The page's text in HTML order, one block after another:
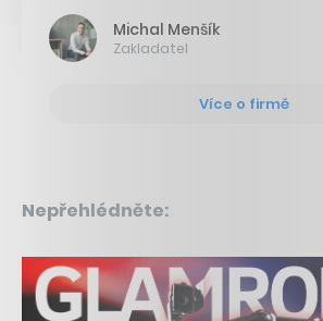
Michal Menšík
Zakladatel
Více o firmě
Nepřehlédněte: